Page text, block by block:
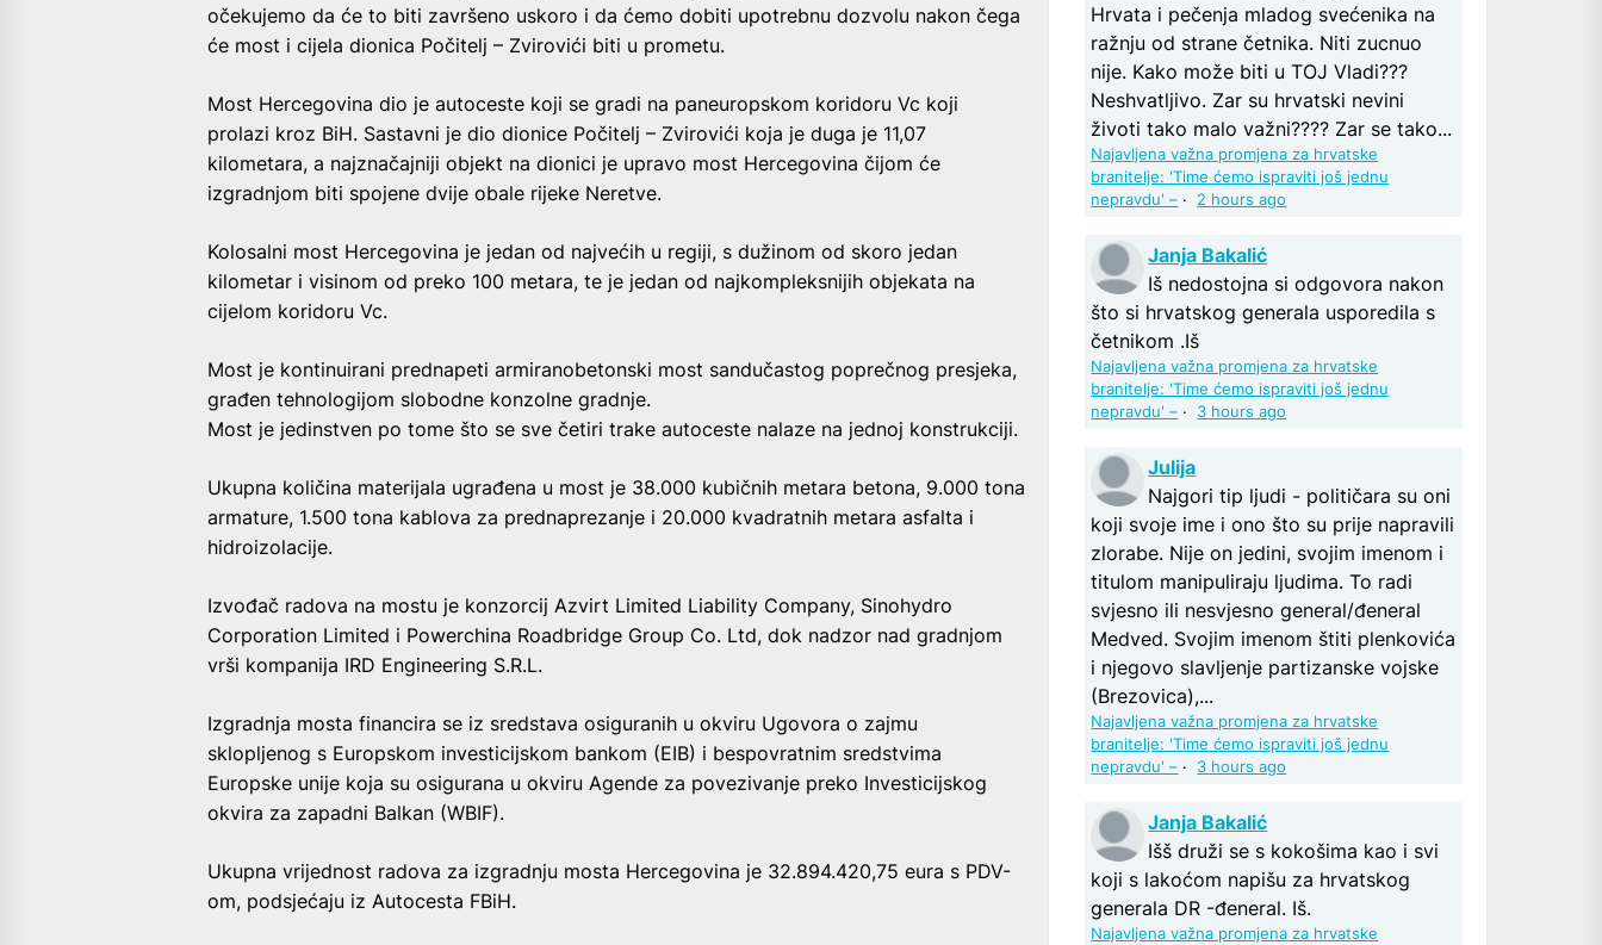
očekujemo da će to biti završeno uskoro i da ćemo dobiti upotrebnu dozvolu nakon čega
će most i cijela dionica Počitelj – Zvirovići biti u prometu.
Most Hercegovina dio je autoceste koji se gradi na paneuropskom koridoru Vc koji
prolazi kroz BiH. Sastavni je dio dionice Počitelj – Zvirovići koja je duga je 11,07
kilometara, a najznačajniji objekt na dionici je upravo most Hercegovina čijom će
izgradnjom biti spojene dvije obale rijeke Neretve.
Kolosalni most Hercegovina je jedan od najvećih u regiji, s dužinom od skoro jedan
kilometar i visinom od preko 100 metara, te je jedan od najkompleksnijih objekata na
cijelom koridoru Vc.
Most je kontinuirani prednapeti armiranobetonski most sandučastog poprečnog presjeka,
građen tehnologijom slobodne konzolne gradnje.
Most je jedinstven po tome što se sve četiri trake autoceste nalaze na jednoj konstrukciji.
Ukupna količina materijala ugrađena u most je 38.000 kubičnih metara betona, 9.000 tona
armature, 1.500 tona kablova za prednaprezanje i 20.000 kvadratnih metara asfalta i
hidroizolacije.
Izvođač radova na mostu je konzorcij Azvirt Limited Liability Company, Sinohydro
Corporation Limited i Powerchina Roadbridge Group Co. Ltd, dok nadzor nad gradnjom
vrši kompanija IRD Engineering S.R.L.
Izgradnja mosta financira se iz sredstava osiguranih u okviru Ugovora o zajmu
sklopljenog s Europskom investicijskom bankom (EIB) i bespovratnim sredstvima
Europske unije koja su osigurana u okviru Agende za povezivanje preko Investicijskog
okvira za zapadni Balkan (WBIF).
Ukupna vrijednost radova za izgradnju mosta Hercegovina je 32.894.420,75 eura s PDV-
om, podsjećaju iz Autocesta FBiH.
Hrvata i pečenja mladog svećenika na
ražnju od strane četnika. Niti zucnuo
nije. Kako može biti u TOJ Vladi???
Neshvatljivo. Zar su hrvatski nevini
životi tako malo važni???? Zar se tako...
Najavljena važna promjena za hrvatske
branitelje: 'Time ćemo ispraviti još jednu
nepravdu' – · 2 hours ago
Janja Bakalić
Iš nedostojna si odgovora nakon
što si hrvatskog generala usporedila s
četnikom .Iš
Najavljena važna promjena za hrvatske
branitelje: 'Time ćemo ispraviti još jednu
nepravdu' – · 3 hours ago
Julija
Najgori tip ljudi - političara su oni
koji svoje ime i ono što su prije napravili
zlorabe. Nije on jedini, svojim imenom i
titulom manipuliraju ljudima. To radi
svjesno ili nesvjesno general/đeneral
Medved. Svojim imenom štiti plenkovića
i njegovo slavljenje partizanske vojske
(Brezovica),...
Najavljena važna promjena za hrvatske
branitelje: 'Time ćemo ispraviti još jednu
nepravdu' – · 3 hours ago
Janja Bakalić
Išš druži se s kokošima kao i svi
koji s lakoćom napišu za hrvatskog
generala DR -đeneral. Iš.
Najavljena važna promjena za hrvatske